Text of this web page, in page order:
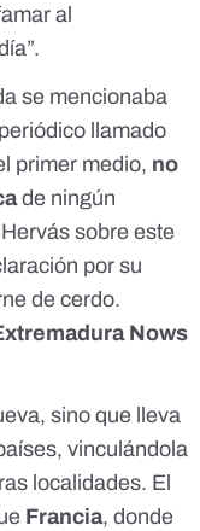
al
se mencionaba
llamado
primer medio, no
de ningún
sobre este
por su
de cerdo.
Nows
sino que lleva
vinculándola
localidades. El
Francia, donde